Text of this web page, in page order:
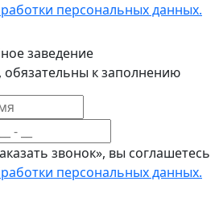
персональных данных.
заведение
к заполнению
звонок», вы соглашетесь
персональных данных.